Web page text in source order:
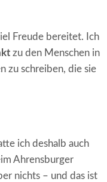
Freude bereitet. Ich
zu den Menschen in
zu schreiben, die sie
ich deshalb auch
Ahrensburger
nichts – und das ist